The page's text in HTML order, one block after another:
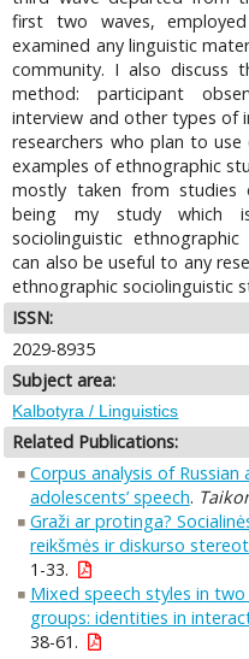
first two waves,
examined any linguistic
community. I also discuss
method: participant
interview and other types of
researchers who plan to
examples of ethnographic
mostly taken from
being my study which
sociolinguistic
can also be useful to any
ethnographic sociolinguistic
ISSN:
2029-8935
Subject area:
Kalbotyra / Linguistics
Related Publications:
Corpus analysis of Russian
adolescents’ speech.
Graži ar protinga?
reikšmės ir diskurso
1-33.
Mixed speech styles in
groups: identities in
38-61.